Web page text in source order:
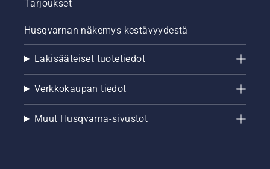
Tarjoukset
Husqvarnan näkemys kestävyydestä
Lakisääteiset tuotetiedot
Verkkokaupan tiedot
Muut Husqvarna-sivustot